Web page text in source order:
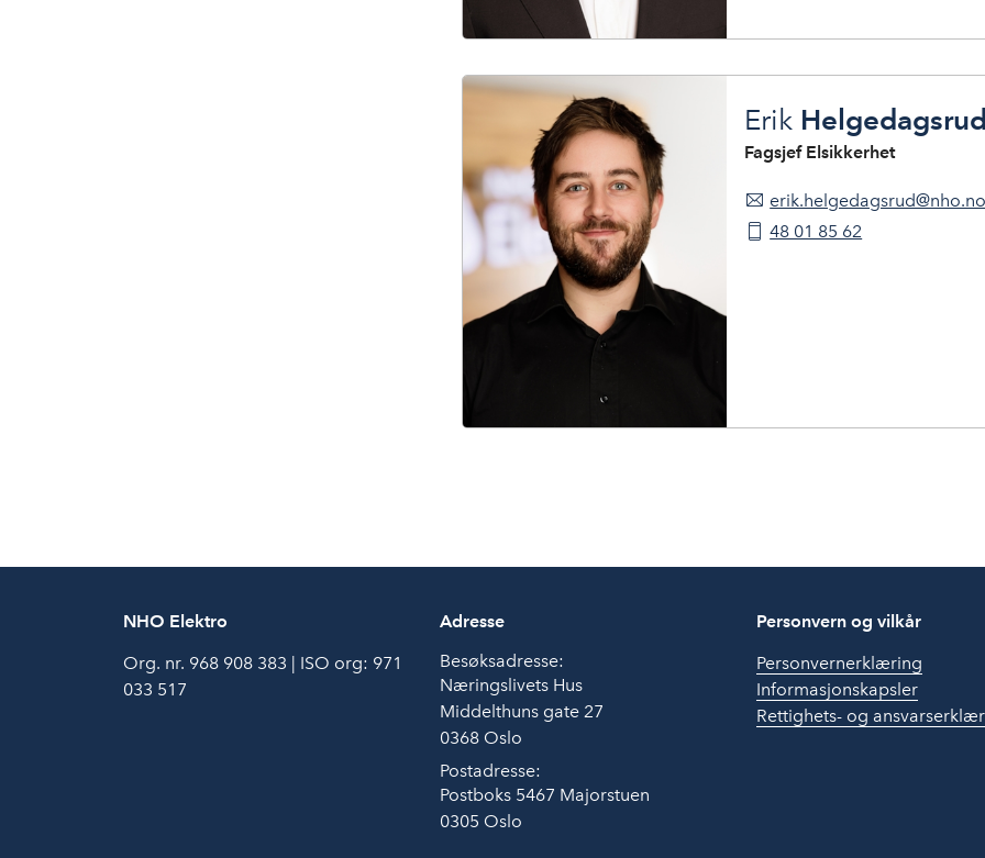
Erik
Fagsjef Elsikkerhet
48 01 85 62
NHO Elektro
Org. nr. 968 908 383 | ISO org: 971
033 517
Adresse
Besøksadresse:
Næringslivets Hus
Middelthuns gate 27
0368 Oslo
Postadresse:
Postboks 5467 Majorstuen
0305 Oslo
Personvern og vilkår
Personvernerklæring
Informasjonskapsler
Rettighets- og